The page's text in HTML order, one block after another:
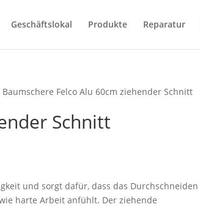
Geschäftslokal Produkte Reparatur
Baumschere Felco Alu 60cm ziehender Schnitt
Schnitt
und sorgt dafür, dass das Durchschneiden
harte Arbeit anfühlt. Der ziehende